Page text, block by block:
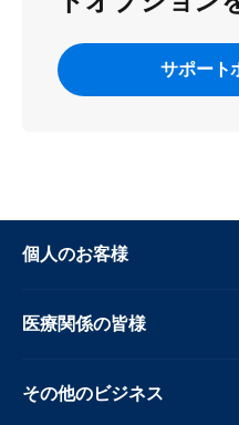
サポート
個人のお客様
医療関係の皆様
その他のビジネス